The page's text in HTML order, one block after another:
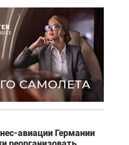
авиации Германии